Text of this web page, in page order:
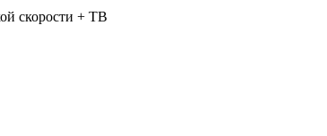
скорости + ТВ